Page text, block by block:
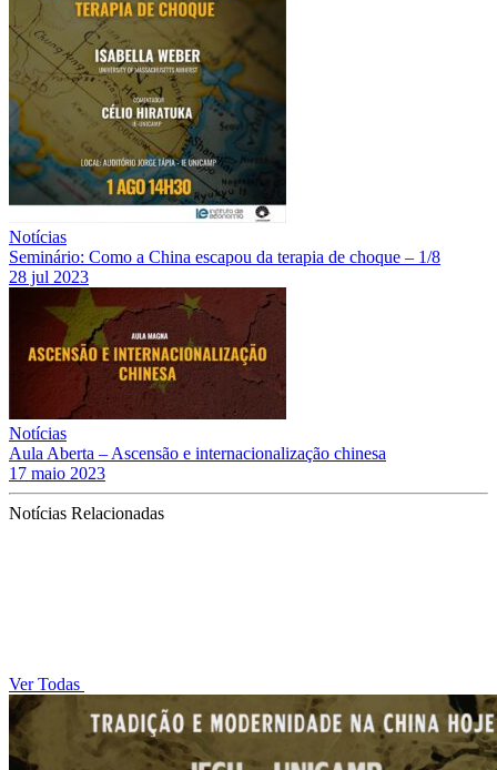
Notícias
Seminário: Como a China escapou da terapia de choque – 1/8
28 jul 2023
Notícias
Aula Aberta – Ascensão e internacionalização chinesa
17 maio 2023
Notícias Relacionadas
Ver Todas